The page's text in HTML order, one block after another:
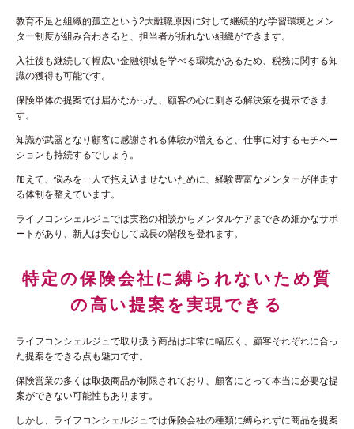
教育不足と組織的孤立という2大離職原因に対して継続的な学習環境とメン
ター制度が組み合わさると、担当者が折れない組織ができます。
入社後も継続して幅広い金融領域を学べる環境があるため、税務に関する知
識の獲得も可能です。
保険単体の提案では届かなかった、顧客の心に刺さる解決策を提示できま
す。
知識が武器となり顧客に感謝される体験が増えると、仕事に対するモチベー
ションも持続するでしょう。
加えて、悩みを一人で抱え込ませないために、経験豊富なメンターが伴走す
る体制を整えています。
ライフコンシェルジュでは実務の相談からメンタルケアまできめ細かなサポ
ートがあり、新人は安心して成長の階段を登れます。
特定の保険会社に縛られないため質
の高い提案を実現できる
ライフコンシェルジュで取り扱う商品は非常に幅広く、顧客それぞれに合っ
た提案をできる点も魅力です。
保険営業の多くは取扱商品が制限されており、顧客にとって本当に必要な提
案ができない可能性もあります。
しかし、ライフコンシェルジュでは保険会社の種類に縛られずに商品を提案